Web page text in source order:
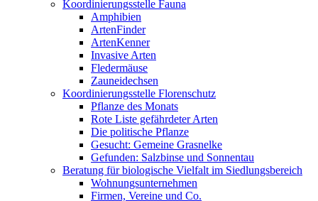
Koordinierungsstelle Fauna
Amphibien
ArtenFinder
ArtenKenner
Invasive Arten
Fledermäuse
Zauneidechsen
Koordinierungsstelle Florenschutz
Pflanze des Monats
Rote Liste gefährdeter Arten
Die politische Pflanze
Gesucht: Gemeine Grasnelke
Gefunden: Salzbinse und Sonnentau
Beratung für biologische Vielfalt im Siedlungsbereich
Wohnungsunternehmen
Firmen, Vereine und Co.